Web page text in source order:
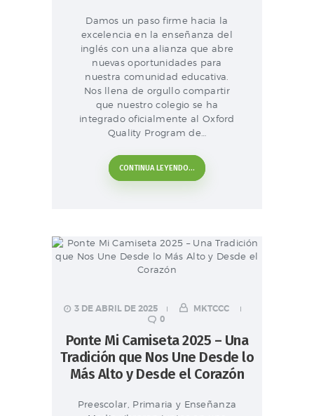
Damos un paso firme hacia la
excelencia en la enseñanza del
inglés con una alianza que abre
nuevas oportunidades para
nuestra comunidad educativa.
Nos llena de orgullo compartir
que nuestro colegio se ha
integrado oficialmente al Oxford
Quality Program de…
CONTINUA LEYENDO...
3 DE ABRIL DE 2025
MKTCCC
0
Ponte Mi Camiseta 2025 – Una
Tradición que Nos Une Desde lo
Más Alto y Desde el Corazón
Preescolar, Primaria y Enseñanza